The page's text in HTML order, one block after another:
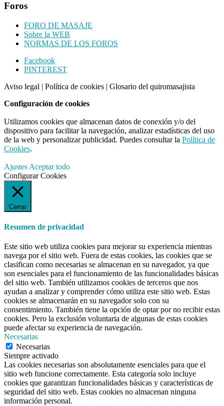
Foros
FORO DE MASAJE
Sobre la WEB
NORMAS DE LOS FOROS
Footer
CTA
Facebook
PINTEREST
Aviso legal | Política de cookies | Glosario del quiromasajista
Configuración de cookies
Utilizamos cookies que almacenan datos de conexión y/o del
dispositivo para facilitar la navegación, analizar estadísticas del uso
de la web y personalizar publicidad. Puedes consultar la Política de
Cookies.
Ajustes Aceptar todo
Configurar Cookies
Cerrar
Resumen de privacidad
Este sitio web utiliza cookies para mejorar su experiencia mientras
navega por el sitio web. Fuera de estas cookies, las cookies que se
clasifican como necesarias se almacenan en su navegador, ya que
son esenciales para el funcionamiento de las funcionalidades básicas
del sitio web. También utilizamos cookies de terceros que nos
ayudan a analizar y comprender cómo utiliza este sitio web. Estas
cookies se almacenarán en su navegador solo con su
consentimiento. También tiene la opción de optar por no recibir estas
cookies. Pero la exclusión voluntaria de algunas de estas cookies
puede afectar su experiencia de navegación.
Necesarias
Necesarias
Siempre activado
Las cookies necesarias son absolutamente esenciales para que el
sitio web funcione correctamente. Esta categoría solo incluye
cookies que garantizan funcionalidades básicas y características de
seguridad del sitio web. Estas cookies no almacenan ninguna
información personal.